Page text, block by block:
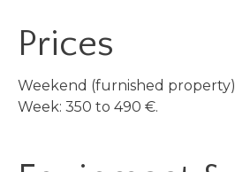
Prices
Weekend (furnished
Week: 350 to 490 €.